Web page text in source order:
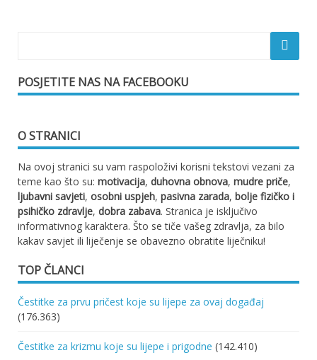
POSJETITE NAS NA FACEBOOKU
O STRANICI
Na ovoj stranici su vam raspoloživi korisni tekstovi vezani za
teme kao što su: motivacija, duhovna obnova, mudre priče,
ljubavni savjeti, osobni uspjeh, pasivna zarada, bolje fizičko i
psihičko zdravlje, dobra zabava. Stranica je isključivo
informativnog karaktera. Što se tiče vašeg zdravlja, za bilo
kakav savjet ili liječenje se obavezno obratite liječniku!
TOP ČLANCI
Čestitke za prvu pričest koje su lijepe za ovaj događaj
(176.363)
Čestitke za krizmu koje su lijepe i prigodne (142.410)